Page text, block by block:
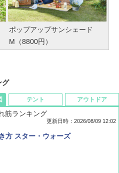
ポップアップサンシェード
M（8800円）
グ
-パル) 2026年 9 月号【特別付録:
筋ランキング
更新日時：2026/08/09 12:02
方 スター・ウォーズ
テント アウトドア